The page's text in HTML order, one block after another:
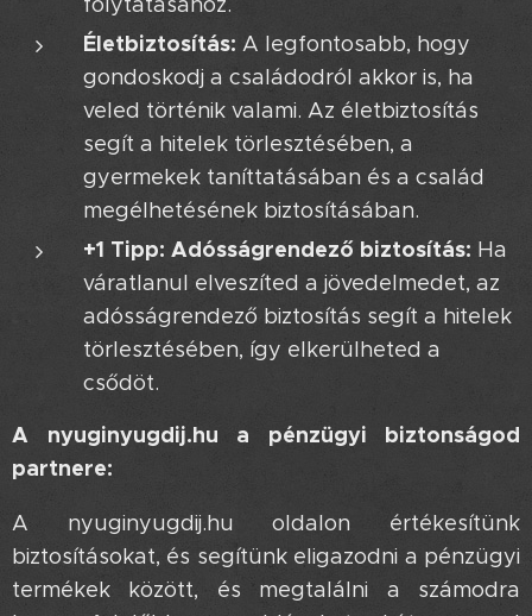
Életbiztosítás: A legfontosabb, hogy
gondoskodj a családodról akkor is, ha
veled történik valami. Az életbiztosítás
segít a hitelek törlesztésében, a
gyermekek taníttatásában és a család
megélhetésének biztosításában.
+1 Tipp: Adósságrendező biztosítás: Ha
váratlanul elveszíted a jövedelmedet, az
adósságrendező biztosítás segít a hitelek
törlesztésében, így elkerülheted a
csődöt.
A nyuginyugdij.hu a pénzügyi biztonságod
partnere:
A nyuginyugdij.hu oldalon értékesítünk
biztosításokat, és segítünk eligazodni a pénzügyi
termékek között, és megtalálni a számodra